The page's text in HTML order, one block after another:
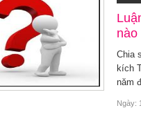
nào
Chia
kích
năm
Ngày: